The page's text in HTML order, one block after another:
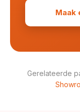
Maak
Gerelateerde